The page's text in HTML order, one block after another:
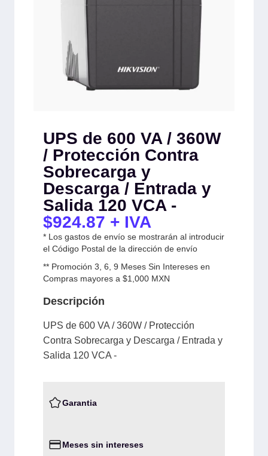
UPS de 600 VA / 360W
/ Protección Contra
Sobrecarga y
Descarga / Entrada y
Salida 120 VCA -
$924.87 + IVA
* Los gastos de envío se mostrarán al introducir
el Código Postal de la dirección de envío
** Promoción 3, 6, 9 Meses Sin Intereses en
Compras mayores a $1,000 MXN
Descripción
UPS de 600 VA / 360W / Protección
Contra Sobrecarga y Descarga / Entrada y
Salida 120 VCA -
Garantia
Meses sin intereses